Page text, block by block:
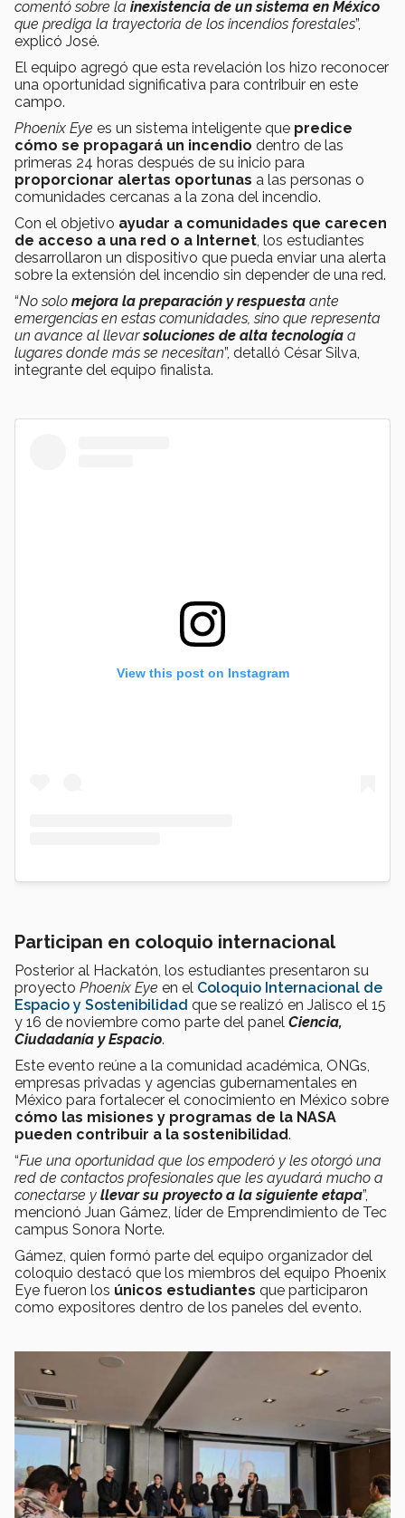
comentó sobre la inexistencia de un sistema en México
que prediga la trayectoria de los incendios forestales”,
explicó José.
El equipo agregó que esta revelación los hizo reconocer
una oportunidad significativa para contribuir en este
campo.
Phoenix Eye es un sistema inteligente que predice
cómo se propagará un incendio dentro de las
primeras 24 horas después de su inicio para
proporcionar alertas oportunas a las personas o
comunidades cercanas a la zona del incendio.
Con el objetivo ayudar a comunidades que carecen
de acceso a una red o a Internet, los estudiantes
desarrollaron un dispositivo que pueda enviar una alerta
sobre la extensión del incendio sin depender de una red.
“No solo mejora la preparación y respuesta ante
emergencias en estas comunidades, sino que representa
un avance al llevarsoluciones de alta tecnología a
lugares donde más se necesitan”, detalló César Silva,
integrante del equipo finalista.
View this post on Instagram
Participan en coloquio internacional
Posterior al Hackatón, los estudiantes presentaron su
proyecto Phoenix Eye en el Coloquio Internacional de
Espacio y Sostenibilidad que se realizó en Jalisco el 15
y 16 de noviembre como parte del panel Ciencia,
Ciudadanía y Espacio.
Este evento reúne a la comunidad académica, ONGs,
empresas privadas y agencias gubernamentales en
México para fortalecer el conocimiento en México sobre
cómo las misiones y programas de la NASA
pueden contribuir a la sostenibilidad.
“Fue una oportunidad que los empoderó y les otorgó una
red de contactos profesionales que les ayudará mucho a
conectarse y llevar su proyecto a la siguiente etapa”,
mencionó Juan Gámez, líder de Emprendimiento de Tec
campus Sonora Norte.
Gámez, quien formó parte del equipo organizador del
coloquio destacó que los miembros del equipo Phoenix
Eye fueron los únicos estudiantes que participaron
como expositores dentro de los paneles del evento.